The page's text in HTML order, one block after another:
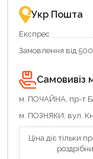
зручно
та
державною
підтримкою!
Укр Пошта
Експрес
Замовлення від
Самовивіз
м. ПОЧАЙНА, пр-т
м. ПОЗНЯКИ, вул.
Ціна діє тільки